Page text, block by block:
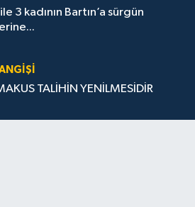
3 kadının Bartın’a sürgün
TALİHİN YENİLMESİDİR